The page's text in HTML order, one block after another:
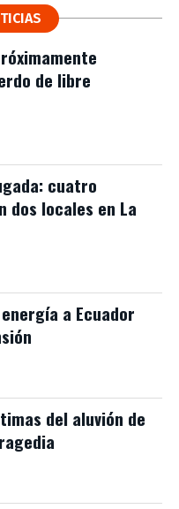
de libre
cuatro
dos locales en La
a Ecuador
del aluvión de